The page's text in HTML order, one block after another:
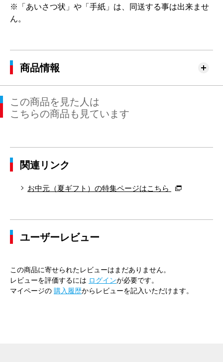
※「あいさつ状」や「手紙」は、同送する事は出来ませ
ん。
商品情報
この商品を見た人は
こちらの商品も見ています
関連リンク
お中元（夏ギフト）の特集ページはこちら
ユーザーレビュー
この商品に寄せられたレビューはまだありません。
レビューを評価するには ログインが必要です。
マイページの 購入履歴からレビューを記入いただけます。